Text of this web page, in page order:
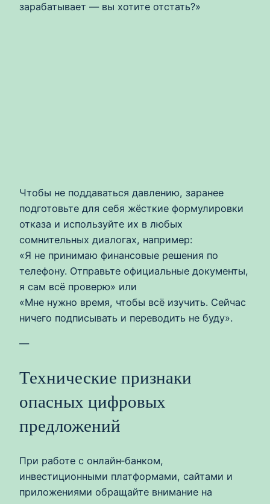
зарабатывает — вы хотите отстать?»
Чтобы не поддаваться давлению, заранее
подготовьте для себя жёсткие формулировки
отказа и используйте их в любых
сомнительных диалогах, например:
«Я не принимаю финансовые решения по
телефону. Отправьте официальные документы,
я сам всё проверю» или
«Мне нужно время, чтобы всё изучить. Сейчас
ничего подписывать и переводить не буду».
—
Технические признаки
опасных цифровых
предложений
При работе с онлайн‑банком,
инвестиционными платформами, сайтами и
приложениями обращайте внимание на